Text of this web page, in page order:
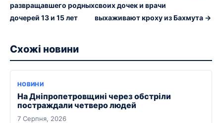
развращавшего родных
дочерей 13 и 15 лет
своих дочек и врачи
выхаживают кроху из Бахмута →
Схожі новини
НОВИНИ
На Дніпропетровщині через обстріли
постраждали четверо людей
7 Серпня, 2026